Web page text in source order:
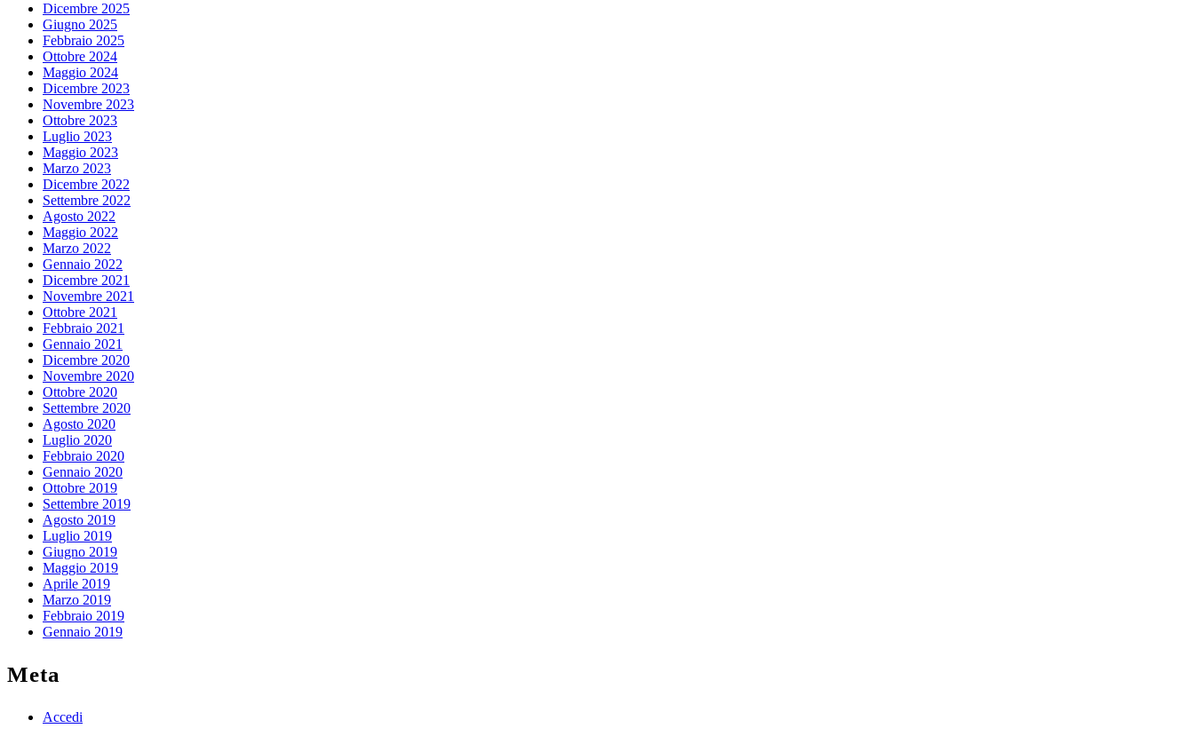
Dicembre 2025
Giugno 2025
Febbraio 2025
Ottobre 2024
Maggio 2024
Dicembre 2023
Novembre 2023
Ottobre 2023
Luglio 2023
Maggio 2023
Marzo 2023
Dicembre 2022
Settembre 2022
Agosto 2022
Maggio 2022
Marzo 2022
Gennaio 2022
Dicembre 2021
Novembre 2021
Ottobre 2021
Febbraio 2021
Gennaio 2021
Dicembre 2020
Novembre 2020
Ottobre 2020
Settembre 2020
Agosto 2020
Luglio 2020
Febbraio 2020
Gennaio 2020
Ottobre 2019
Settembre 2019
Agosto 2019
Luglio 2019
Giugno 2019
Maggio 2019
Aprile 2019
Marzo 2019
Febbraio 2019
Gennaio 2019
Meta
Accedi